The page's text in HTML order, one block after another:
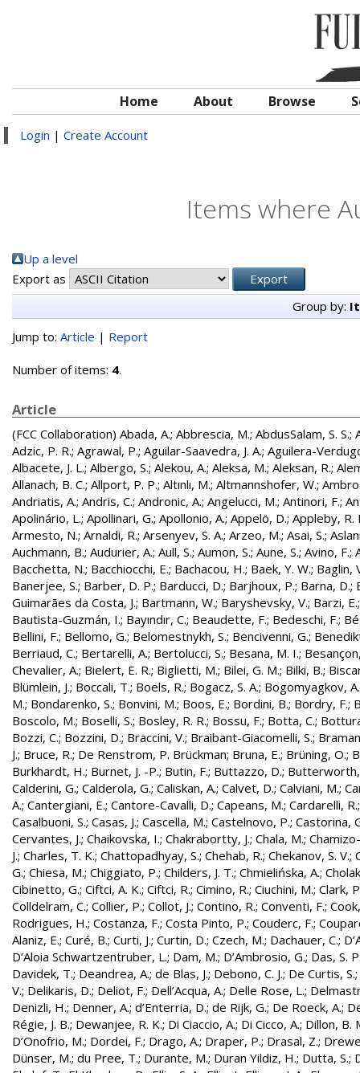
Home About Browse
Login | Create Account
Items where
Up a level
Export as
Group by:
Jump to: Article | Report
Number of items: 4.
Article
(FCC Collaboration) Abada, A.; Abbrescia, M.; AbdusSalam, S. S.;
Adzic, P. R.; Agrawal, P.; Aguilar-Saavedra, J. A.; Aguilera-
Albacete, J. L.; Albergo, S.; Alekou, A.; Aleksa, M.; Aleksan, R.;
Allanach, B. C.; Allport, P. P.; Altınlı, M.; Altmannshofer, W.;
Andriatis, A.; Andris, C.; Andronic, A.; Angelucci, M.; Antinori, F.;
Apolinário, L.; Apollinari, G.; Apollonio, A.; Appelö, D.; Appleby, R.
Armesto, N.; Arnaldi, R.; Arsenyev, S. A.; Arzeo, M.; Asai, S.;
Auchmann, B.; Audurier, A.; Aull, S.; Aumon, S.; Aune, S.; Avino, F.;
Bacchetta, N.; Bacchiocchi, E.; Bachacou, H.; Baek, Y. W.; Baglin,
Banerjee, S.; Barber, D. P.; Barducci, D.; Barjhoux, P.; Barna, D.;
Guimarães da Costa, J.; Bartmann, W.; Baryshevsky, V.; Barzi, E.
Bautista-Guzmán, I.; Bayındır, C.; Beaudette, F.; Bedeschi, F.;
Bellini, F.; Bellomo, G.; Belomestnykh, S.; Bencivenni, G.;
Berriaud, C.; Bertarelli, A.; Bertolucci, S.; Besana, M. I.;
Chevalier, A.; Bielert, E. R.; Biglietti, M.; Bilei, G. M.; Bilki, B.;
Blümlein, J.; Boccali, T.; Boels, R.; Bogacz, S. A.; Bogomyagkov, A.
M.; Bondarenko, S.; Bonvini, M.; Boos, E.; Bordini, B.; Bordry, F.;
Boscolo, M.; Boselli, S.; Bosley, R. R.; Bossu, F.; Botta, C.;
Bozzi, C.; Bozzini, D.; Braccini, V.; Braibant-Giacomelli, S.;
J.; Bruce, R.; De Renstrom, P. Brückman; Bruna, E.; Brüning, O.;
Burkhardt, H.; Burnet, J. -P.; Butin, F.; Buttazzo, D.;
Calderini, G.; Calderola, G.; Caliskan, A.; Calvet, D.; Calviani, M.;
A.; Cantergiani, E.; Cantore-Cavalli, D.; Capeans, M.; Cardarelli, R.
Casalbuoni, S.; Casas, J.; Cascella, M.; Castelnovo, P.; Castorina,
Cervantes, J.; Chaikovska, I.; Chakrabortty, J.; Chala, M.;
J.; Charles, T. K.; Chattopadhyay, S.; Chehab, R.; Chekanov, S. V.;
G.; Chiesa, M.; Chiggiato, P.; Childers, J. T.; Chmielińska, A.;
Cibinetto, G.; Ciftci, A. K.; Ciftci, R.; Cimino, R.; Ciuchini, M.; Clark,
Colldelram, C.; Collier, P.; Collot, J.; Contino, R.; Conventi, F.;
Rodrigues, H.; Costanza, F.; Costa Pinto, P.; Couderc, F.;
Alaniz, E.; Curé, B.; Curti, J.; Curtin, D.; Czech, M.; Dachauer, C.;
D’Aloia Schwartzentruber, L.; Dam, M.; D’Ambrosio, G.; Das, S.
Davidek, T.; Deandrea, A.; de Blas, J.; Debono, C. J.; De Curtis, S.;
V.; Delikaris, D.; Deliot, F.; Dell’Acqua, A.; Delle Rose, L.;
Denizli, H.; Denner, A.; d’Enterria, D.; de Rijk, G.; De Roeck, A.;
Régie, J. B.; Dewanjee, R. K.; Di Ciaccio, A.; Di Cicco, A.; Dillon, B.
D’Onofrio, M.; Dordei, F.; Drago, A.; Draper, P.; Drasal, Z.;
Dünser, M.; du Pree, T.; Durante, M.; Duran Yildiz, H.; Dutta, S.;